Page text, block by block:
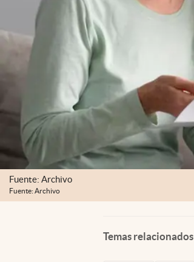
Fuente: Archivo
Fuente: Archivo
Temas relacionados